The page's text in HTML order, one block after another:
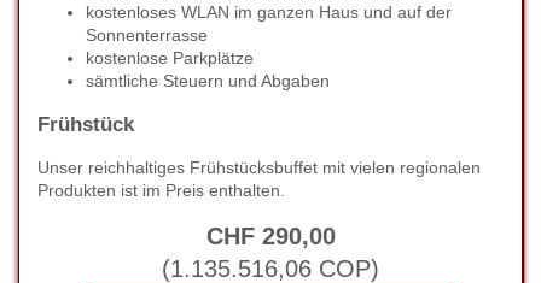
kostenloses WLAN im ganzen Haus und auf der
Sonnenterrasse
kostenlose Parkplätze
sämtliche Steuern und Abgaben
Frühstück
Unser reichhaltiges Frühstücksbuffet mit vielen regionalen
Produkten ist im Preis enthalten.
CHF 290,00
(1.135.516,06 COP)